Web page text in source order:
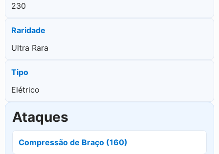
230
Raridade
Ultra Rara
Tipo
Elétrico
Ataques
Compressão de Braço (160)